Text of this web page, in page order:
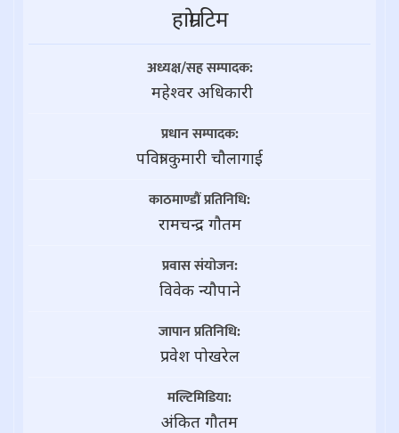
हाम्राे टिम
अध्यक्ष/सह सम्पादक:
महेश्वर अधिकारी
प्रधान सम्पादक:
पवित्रा कुमारी चौलागाई
काठमाण्डौं प्रतिनिधि:
रामचन्द्र गाैतम
प्रवास संयोजन:
विवेक न्यौपाने
जापान प्रतिनिधि:
प्रवेश पोखरेल
मल्टिमिडिया:
अंकित गौतम